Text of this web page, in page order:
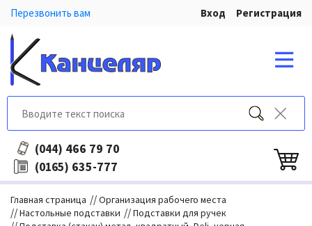
Перезвонить вам Вход Регистрация
(044) 466 79 70
(0165) 635-777
Главная страница //Организация рабочего места
//Настольные подставки //Подставки для ручек